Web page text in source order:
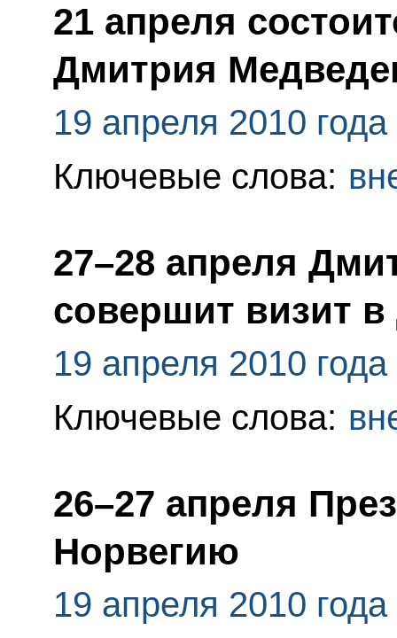
21 апреля
Дмитрия
19 апреля 2010 года
Ключевые слова:
27–28 апреля
совершит визит
19 апреля 2010 года
Ключевые слова:
26–27 апреля
Норвегию
19 апреля 2010 года